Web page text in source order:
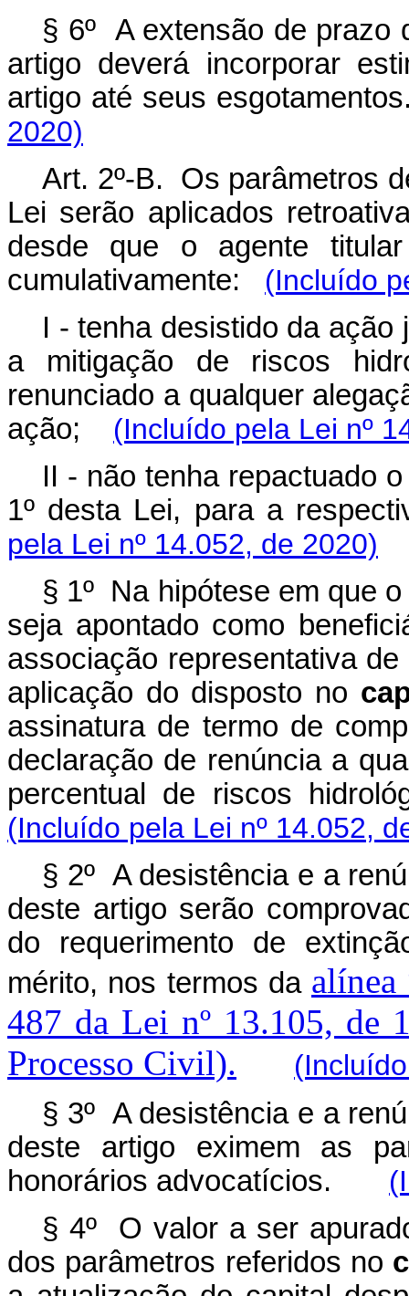
§ 6º A extensão de prazo
artigo deverá incorporar
artigo até seus
2020)
Art. 2º-B. Os parâmetros
Lei serão aplicados
desde que o agente
cumulativamente: (Incluído
I - tenha desistido da
a mitigação de riscos
renunciado a qualquer
ação; (Incluído pela Lei nº
II - não tenha repactuado
1º desta Lei, para a
pela Lei nº 14.052, de 2020)
§ 1º Na hipótese em que
seja apontado como
associação representativa
aplicação do disposto no
assinatura de termo de
declaração de renúncia a
percentual de riscos
(Incluído pela Lei nº 14.052,
§ 2º A desistência e a
deste artigo serão
do requerimento de
mérito, nos termos da
487 da Lei nº 13.105, de
Processo Civil).
§ 3º A desistência e a
deste artigo eximem as
honorários advocatícios.
§ 4º O valor a ser
dos parâmetros referidos no